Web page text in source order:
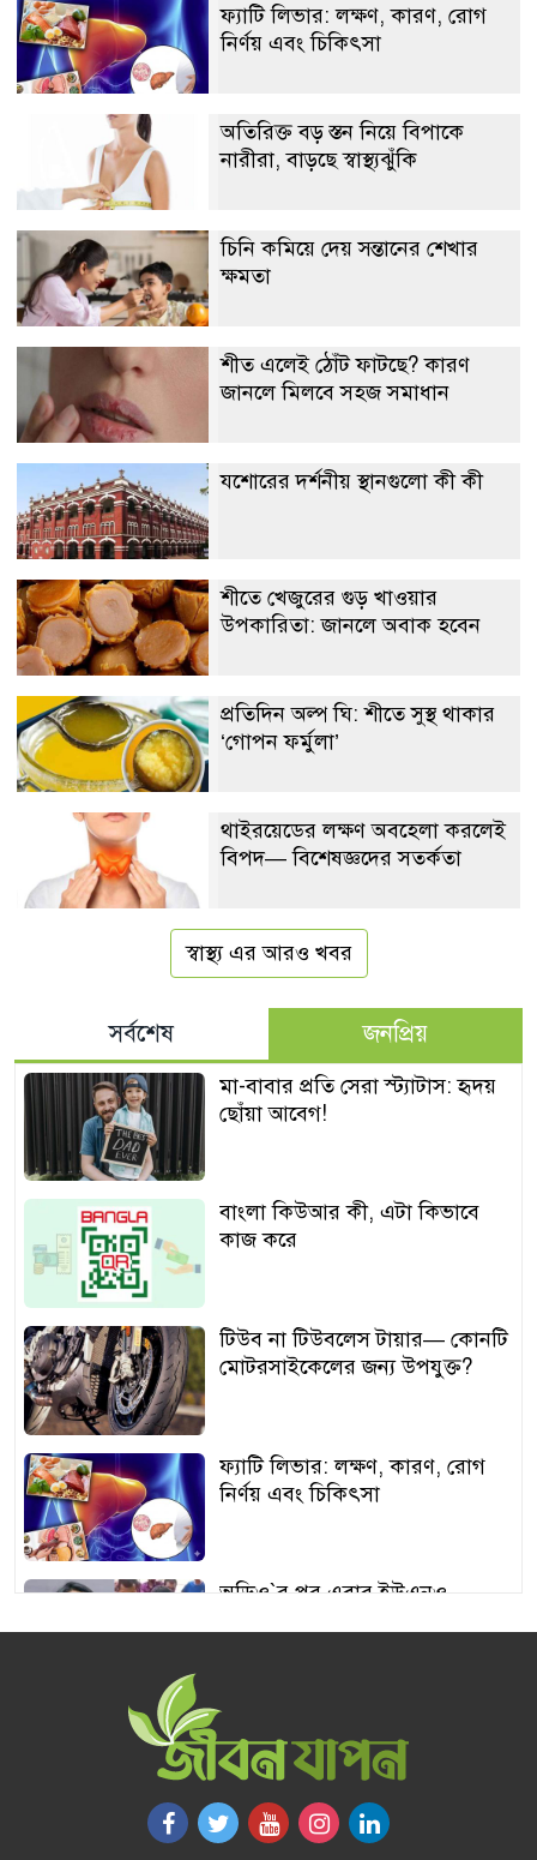
ফ্যাটি লিভার: লক্ষণ, কারণ, রোগ
নির্ণয় এবং চিকিৎসা
অতিরিক্ত বড় স্তন নিয়ে বিপাকে
নারীরা, বাড়ছে স্বাস্থ্যঝুঁকি
চিনি কমিয়ে দেয় সন্তানের শেখার
ক্ষমতা
শীত এলেই ঠোঁট ফাটছে? কারণ
জানলে মিলবে সহজ সমাধান
যশোরের দর্শনীয় স্থানগুলো কী কী
শীতে খেজুরের গুড় খাওয়ার
উপকারিতা: জানলে অবাক হবেন
প্রতিদিন অল্প ঘি: শীতে সুস্থ থাকার
‘গোপন ফর্মুলা’
থাইরয়েডের লক্ষণ অবহেলা করলেই
বিপদ— বিশেষজ্ঞদের সতর্কতা
স্বাস্থ্য এর আরও খবর
সর্বশেষ জনপ্রিয়
মা-বাবার প্রতি সেরা স্ট্যাটাস: হৃদয়
ছোঁয়া আবেগ!
বাংলা কিউআর কী, এটা কিভাবে
কাজ করে
টিউব না টিউবলেস টায়ার— কোনটি
মোটরসাইকেলের জন্য উপযুক্ত?
ফ্যাটি লিভার: লক্ষণ, কারণ, রোগ
নির্ণয় এবং চিকিৎসা
অডিও‍‍`র পর এবার ইউএনও
আঙুর চাষের স্বপ্ন শুরু ৩০ টাকায়,
এখন আয় লাখ টাকা
অতিরিক্ত বড় স্তন নিয়ে বিপাকে